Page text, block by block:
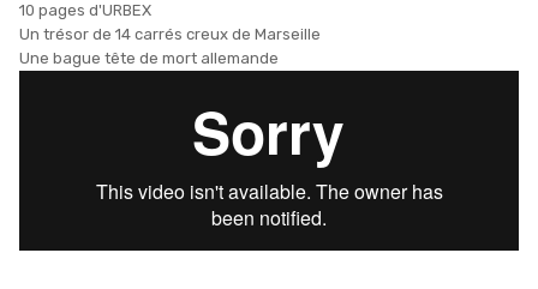
10 pages d'URBEX
Un trésor de 14 carrés creux de Marseille
Une bague tête de mort allemande